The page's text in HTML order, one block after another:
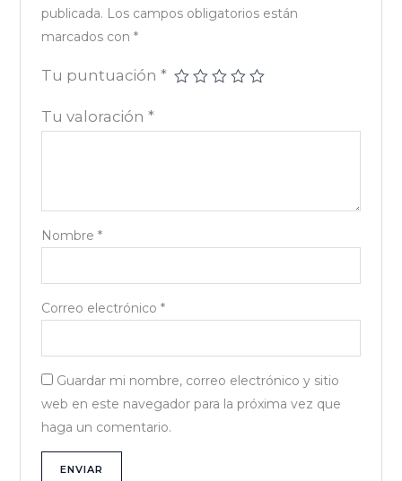
publicada. Los campos obligatorios están
marcados con *
Tu puntuación *
Tu valoración *
Nombre *
Correo electrónico *
Guardar mi nombre, correo electrónico y sitio
web en este navegador para la próxima vez que
haga un comentario.